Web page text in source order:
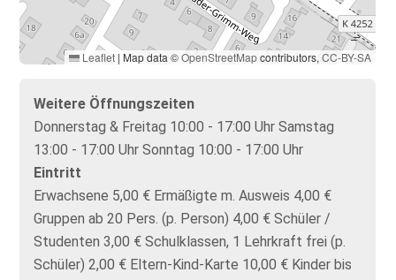
Leaflet | Map data ©OpenStreetMapcontributors,CC-BY-SA
Weitere Öffnungszeiten
Donnerstag & Freitag 10:00 - 17:00 Uhr Samstag
13:00 - 17:00 Uhr Sonntag 10:00 - 17:00 Uhr
Eintritt
Erwachsene 5,00 € Ermäßigte m. Ausweis 4,00 €
Gruppen ab 20 Pers. (p. Person) 4,00 € Schüler /
Studenten 3,00 € Schulklassen, 1 Lehrkraft frei (p.
Schüler) 2,00 € Eltern-Kind-Karte 10,00 € Kinder bis